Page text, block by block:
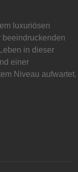
luxuriösen
beeindruckenden
in dieser
einer
Niveau aufwartet.